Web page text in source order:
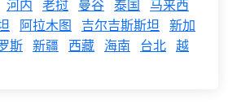
河内 老挝 曼谷 泰国
马来西
阿拉木图 吉尔吉斯斯坦 新加
斯 新疆 西藏 海南 台北 越